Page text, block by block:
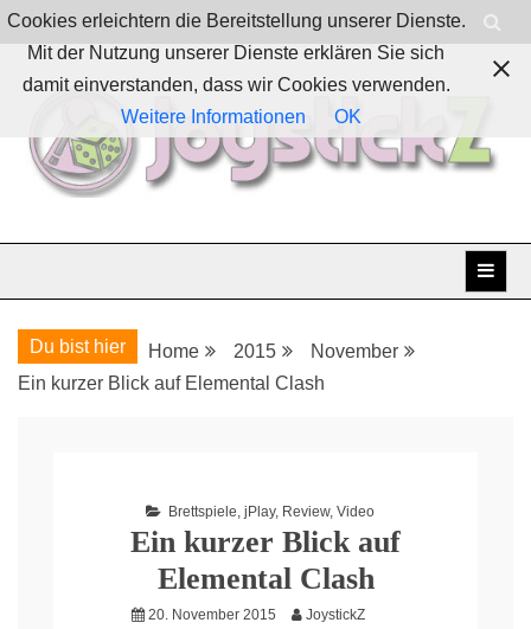
Skip
to
content
JoystickZ
Du bist hier Home 2015
November
Ein kurzer Blick auf Elemental Clash
Brettspiele, jPlay, Review, Video
Ein kurzer Blick auf
Elemental Clash
20. November 2015 JoystickZ
Cookies erleichtern die Bereitstellung unserer Dienste.
Mit der Nutzung unserer Dienste erklären Sie sich
damit einverstanden, dass wir Cookies verwenden.
Weitere Informationen
OK